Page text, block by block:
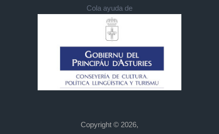
Cola ayuda de
Copyright © 2026,